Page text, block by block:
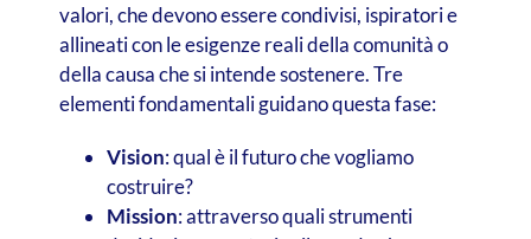
valori, che devono essere condivisi, ispiratori e
allineati con le esigenze reali della comunità o
della causa che si intende sostenere. Tre
elementi fondamentali guidano questa fase:
Vision: qual è il futuro che vogliamo
costruire?
Mission: attraverso quali strumenti